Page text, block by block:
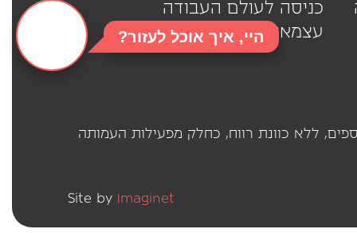
היי, איך אוכל לעזור?
כניסה לעולם העבודה
עצמאים
580571180) בשיתוף פעולה עם ארגונים נוספים, ללא כוונת רווח, כחלק מפעילות העמותה
Site by Imaginet